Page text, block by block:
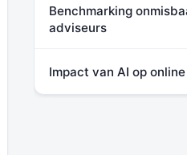
Benchmarking
adviseurs
Impact van AI op